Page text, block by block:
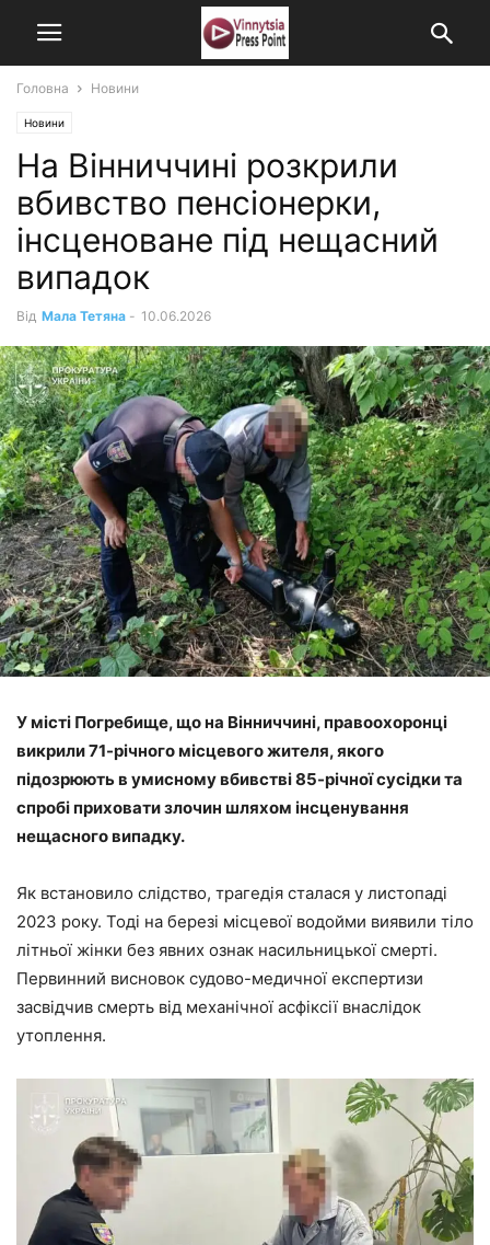
Головна Новини
Новини
На Вінниччині розкрили
вбивство пенсіонерки,
інсценоване під нещасний
випадок
Від Мала Тетяна - 10.06.2026
У місті Погребище, що на Вінниччині, правоохоронці
викрили 71-річного місцевого жителя, якого
підозрюють в умисному вбивстві 85-річної сусідки та
спробі приховати злочин шляхом інсценування
нещасного випадку.
Як встановило слідство, трагедія сталася у листопаді
2023 року. Тоді на березі місцевої водойми виявили тіло
літньої жінки без явних ознак насильницької смерті.
Первинний висновок судово-медичної експертизи
засвідчив смерть від механічної асфіксії внаслідок
утоплення.